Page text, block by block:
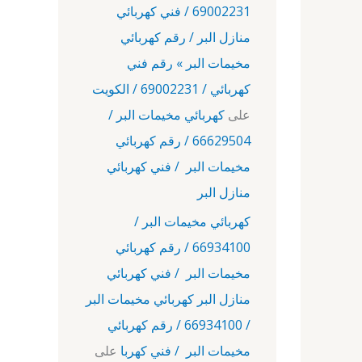
69002231 / فني كهربائي
منازل البر / رقم كهربائي
مخيمات البر » رقم فني
كهربائي / 69002231 / الكويت
على كهربائي مخيمات البر /
66629504 / رقم كهربائي
مخيمات البر / فني كهربائي
منازل البر
كهربائي مخيمات البر /
66934100 / رقم كهربائي
مخيمات البر / فني كهربائي
منازل البر كهربائي مخيمات البر
/ 66934100 / رقم كهربائي
مخيمات البر / فني كهربا على